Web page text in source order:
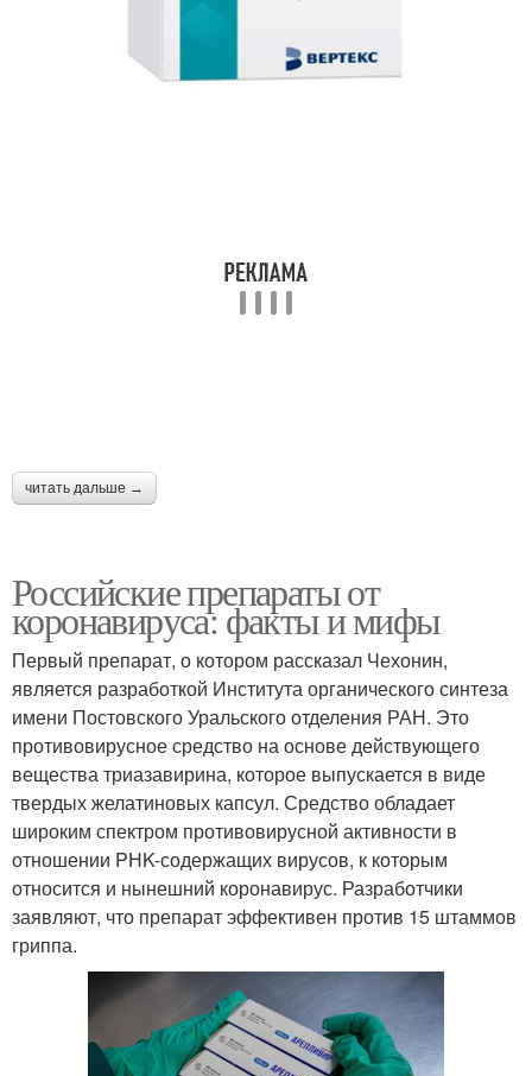
Коронавирус в мире
Лекарство от
читать дальше →
Российские препараты от
коронавируса: факты и мифы
Первый препарат, о котором рассказал Чехонин,
является разработкой Института органического синтеза
имени Постовского Уральского отделения РАН. Это
противовирусное средство на основе действующего
вещества триазавирина, которое выпускается в виде
твердых желатиновых капсул. Средство обладает
широким спектром противовирусной активности в
отношении PНK-содержащих вирусов, к которым
относится и нынешний коронавирус. Разработчики
заявляют, что препарат эффективен против 15 штаммов
гриппа.